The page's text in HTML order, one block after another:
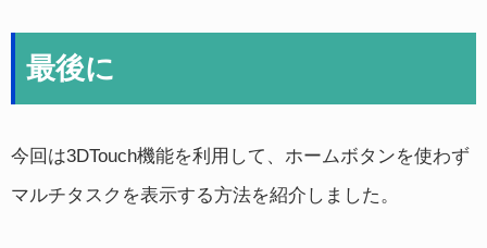
最後に
今回は3DTouch機能を利用して、ホームボタンを使わず
マルチタスクを表示する方法を紹介しました。